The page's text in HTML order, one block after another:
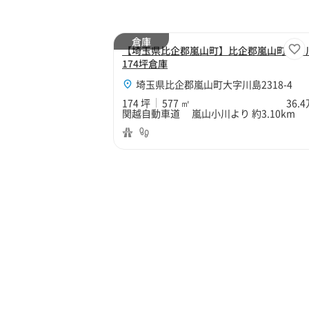
【埼玉県比企郡嵐山町】比企郡嵐山町大字
174坪倉庫
埼玉県比企郡嵐山町大字川島2318-4
174 坪
577 ㎡ 36.4
関越自動車道 嵐山小川より 約3.10km
倉庫